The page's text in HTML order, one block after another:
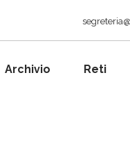
Archivio Reti